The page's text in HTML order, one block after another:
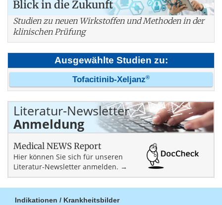
Blick in die Zukunft
Studien zu neuen Wirkstoffen und Methoden in der
klinischen Prüfung
Ausgewählte Studien zu:
Tofacitinib-Xeljanz®
Literatur-Newsletter
Anmeldung
Medical NEWS Report
Hier können Sie sich für unseren
Literatur-Newsletter anmelden. →
Indikationen / Krankheitsbilder